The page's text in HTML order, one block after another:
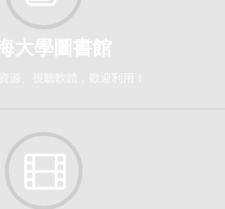
大學圖書館
源、視聽軟體，歡迎利用！